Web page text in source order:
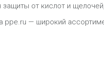
защиты от кислот и
ppe.ru — широкий